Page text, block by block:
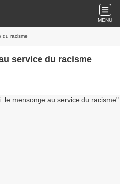
MENU
du racisme
service du racisme